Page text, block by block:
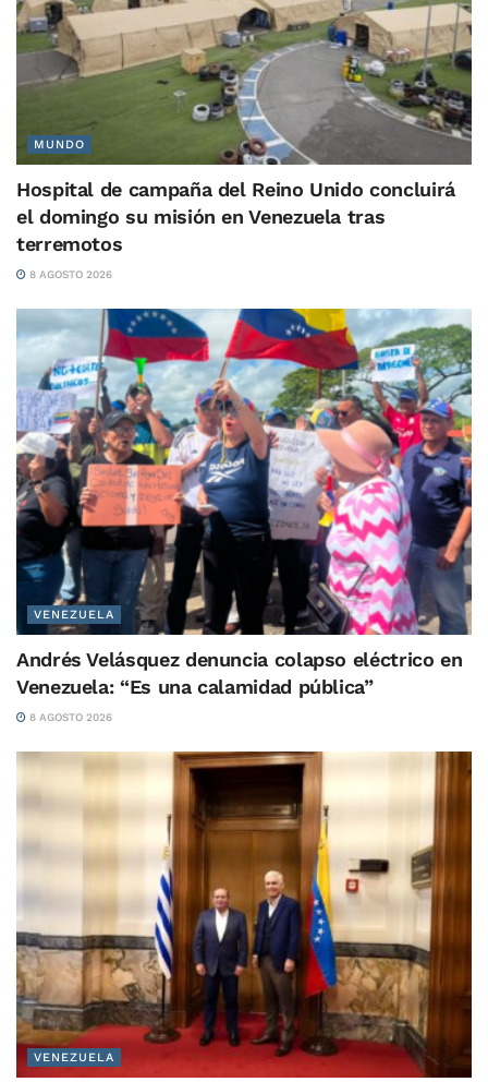
MUNDO
Hospital de campaña del Reino Unido concluirá
el domingo su misión en Venezuela tras
terremotos
8 AGOSTO 2026
VENEZUELA
Andrés Velásquez denuncia colapso eléctrico en
Venezuela: “Es una calamidad pública”
8 AGOSTO 2026
VENEZUELA